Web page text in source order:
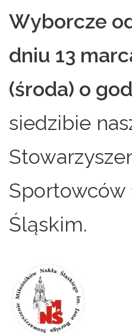
Wyborcze
dniu 13
(środa) o
siedzibie
Sportowców
Śląskim.